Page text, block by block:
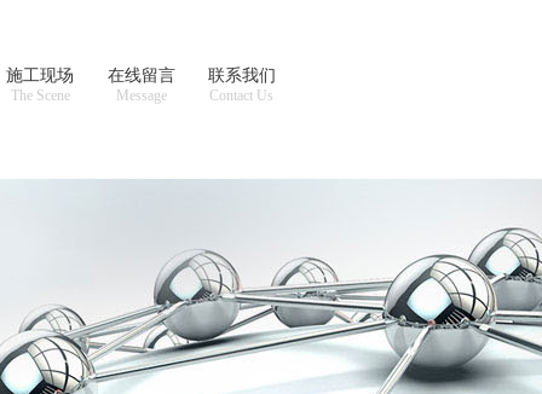
施工现场
The Scene
在线留言
Message
联系我们
Contact Us